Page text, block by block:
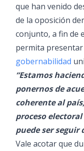
que han venido
de la oposición
conjunto, a fin de
permita
gobernabilidad
“Estamos
ponernos de
coherente al
proceso
puede ser seguir
Vale acotar que